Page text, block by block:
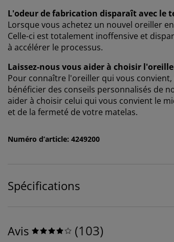
L'odeur de fabrication disparaît avec le
Lorsque vous achetez un nouvel oreiller
Celle-ci est totalement inoffensive et
à accélérer le processus.
Laissez-nous vous aider à choisir
Pour connaître l'oreiller qui vous convient,
bénéficier des conseils personnalisés de
aider à choisir celui qui vous convient le
et de la fermeté de votre matelas.
Numéro d’article: 4249200
Spécifications
Avis (103)